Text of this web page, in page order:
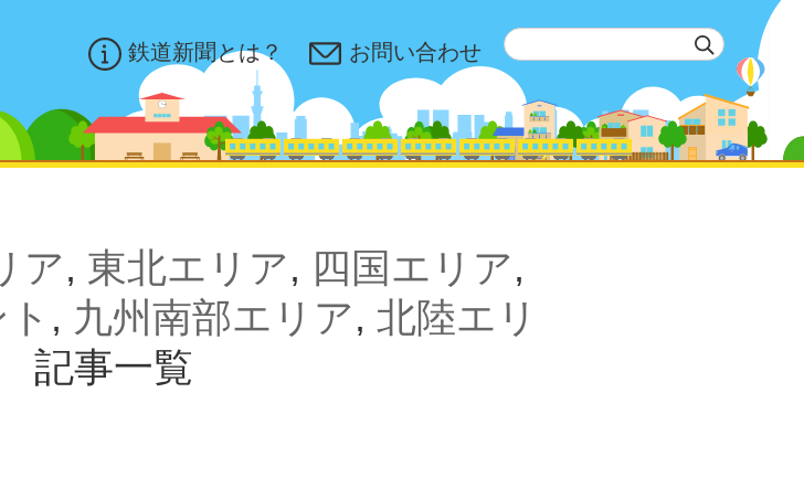
鉄道新聞とは？ お問い合わせ
ア, 東北エリア, 四国エリア,
, 九州南部エリア, 北陸エリ
記事一覧